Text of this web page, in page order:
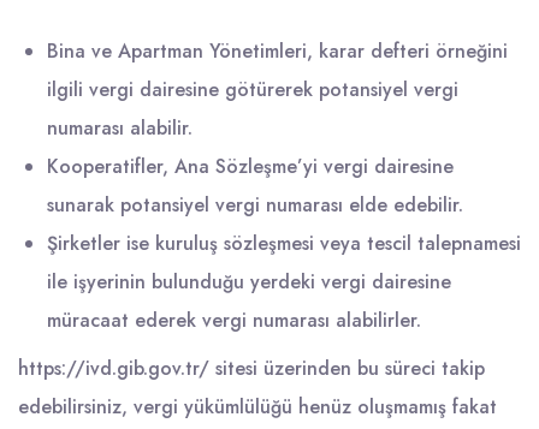
Bina ve Apartman Yönetimleri, karar defteri örneğini
ilgili vergi dairesine götürerek potansiyel vergi
numarası alabilir.
Kooperatifler, Ana Sözleşme’yi vergi dairesine
sunarak potansiyel vergi numarası elde edebilir.
Şirketler ise kuruluş sözleşmesi veya tescil talepnamesi
ile işyerinin bulunduğu yerdeki vergi dairesine
müracaat ederek vergi numarası alabilirler.
https://ivd.gib.gov.tr/ sitesi üzerinden bu süreci takip
edebilirsiniz, vergi yükümlülüğü henüz oluşmamış fakat